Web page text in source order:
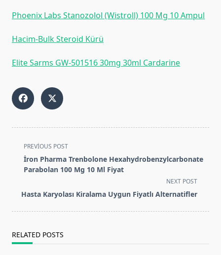
Phoenix Labs Stanozolol (Wi̇stroll) 100 Mg 10 Ampul
Hacim-Bulk Steroid Kürü
Elite Sarms GW-501516 30mg 30ml Cardarine
<span
class="nav-
subtitle
reader-
PREVIOUS POST
İron Pharma Trenbolone Hexahydrobenzylcarbonate
Parabolan 100 Mg 10 Ml Fiyat
NEXT POST
Hasta Karyolası Kiralama Uygun Fiyatlı Alternatifler
RELATED POSTS